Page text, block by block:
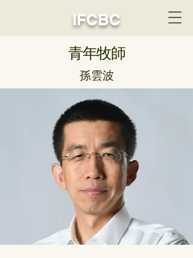
IFCBC
青年牧師
孫雲波